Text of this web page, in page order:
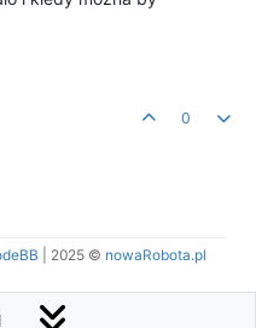
0
2025 © nowaRobota.pl